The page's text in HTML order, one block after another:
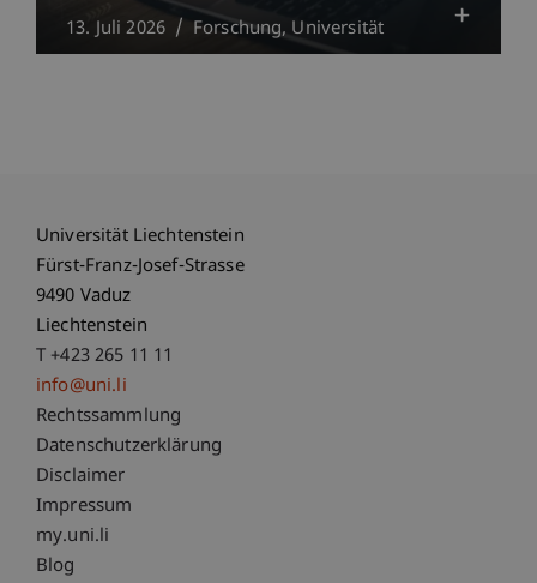
13. Juli 2026 Forschung Universität
Universität Liechtenstein
Fürst-Franz-Josef-Strasse
9490 Vaduz
Liechtenstein
T +423 265 11 11
info@uni.li
Fußzeile Rechtliche Hinweise
Rechtssammlung
Datenschutzerklärung
Disclaimer
Impressum
Fußzeile Subdomain-Verzeichnis
my.uni.li
Blog